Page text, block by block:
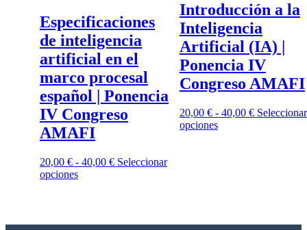
Especificaciones
de inteligencia
artificial en el
marco procesal
español | Ponencia
IV Congreso
AMAFI
20,00 € - 40,00 € Seleccionar
opciones
Introducción a la
Inteligencia
Artificial (IA) |
Ponencia IV
Congreso AMAFI
20,00 € - 40,00 € Seleccionar
opciones